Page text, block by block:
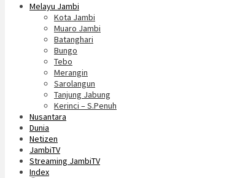
Melayu Jambi
Kota Jambi
Muaro Jambi
Batanghari
Bungo
Tebo
Merangin
Sarolangun
Tanjung Jabung
Kerinci – S.Penuh
Nusantara
Dunia
Netizen
JambiTV
Streaming JambiTV
Index